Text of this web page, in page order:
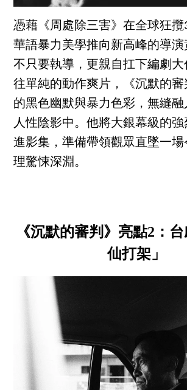
憑藉《周處除三害》在全球狂攬
華語暴力美學推向新高峰的導演
不只要執導，更親自扛下編劇
往單純的動作爽片，《沉默的
的黑色幽默與暴力色彩，無縫
人性陰影中。他將大銀幕級的
進影集，準備帶領觀眾直墜一
理驚悚深淵。
《沉默的審判》亮點2：
仙打架」